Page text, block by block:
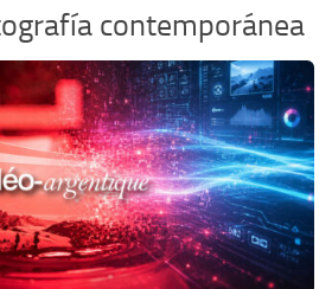
contemporánea